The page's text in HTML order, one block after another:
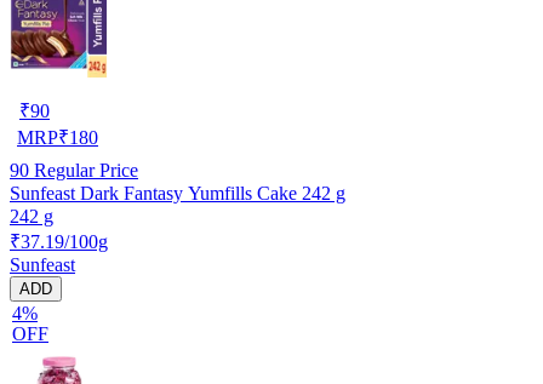
₹90
MRP₹180
90 Regular Price
Sunfeast Dark Fantasy Yumfills Cake 242 g
242 g
₹37.19/100g
Sunfeast
ADD
4%
OFF